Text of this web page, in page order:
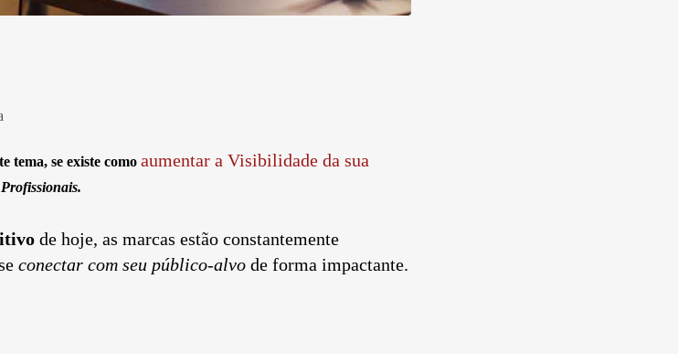
tema, se existe como aumentar a Visibilidade da sua
de hoje, as marcas estão constantemente
conectar com seu público-alvo de forma impactante.